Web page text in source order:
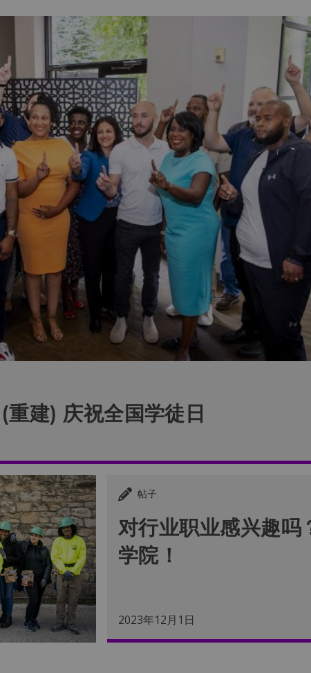
建) 庆祝全国学徒日
帖子
对行业职业感兴趣
学院！
2023年12月1日